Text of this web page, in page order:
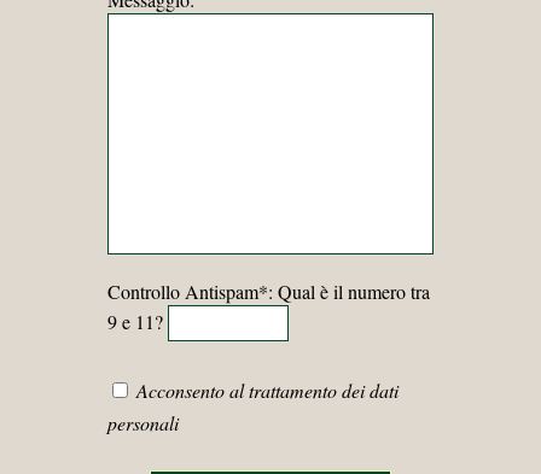
Controllo Antispam*: Qual è il numero tra
9 e 11?
Acconsento al trattamento dei dati
personali